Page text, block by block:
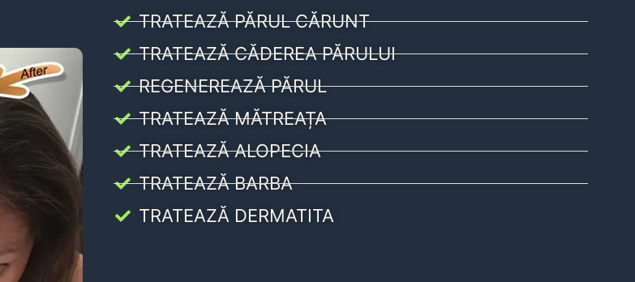
TRATEAZĂ PĂRUL CĂRUNT
TRATEAZĂ CĂDEREA PĂRULUI
REGENEREAZĂ PĂRUL
TRATEAZĂ MĂTREAȚA
TRATEAZĂ ALOPECIA
TRATEAZĂ BARBA
TRATEAZĂ DERMATITA